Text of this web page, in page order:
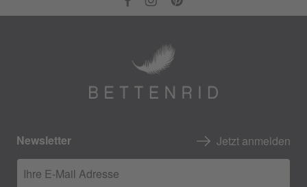
Newsletter Jetzt anmelden
Ihre E-Mail Adresse